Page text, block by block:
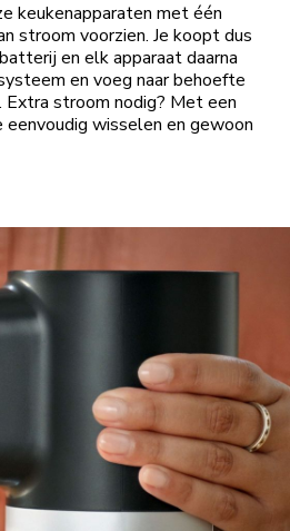
keukenapparaten met één
stroom voorzien. Je koopt dus
en elk apparaat daarna
en voeg naar behoefte
stroom nodig? Met een
wisselen en gewoon